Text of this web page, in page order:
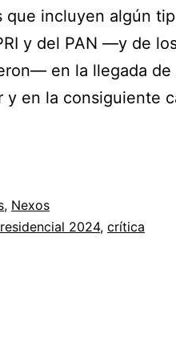
que incluyen algún
y del PAN —y de
en la llegada de
y en la consiguiente
, Nexos
2024, crítica